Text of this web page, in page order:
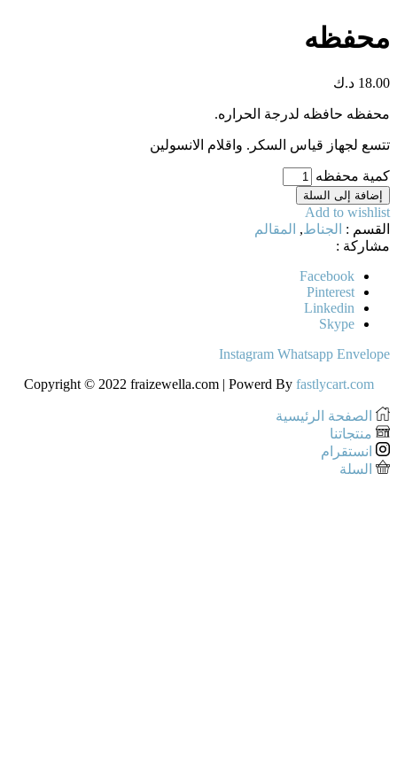
محفظه
18.00 د.ك
محفظه حافظه لدرجة الحراره.
تتسع لجهاز قياس السكر. واقلام الانسولين
كمية محفظه
إضافة إلى السلة
Add to wishlist
القسم : الجناط, المقالم
مشاركة :
Facebook
Pinterest
Linkedin
Skype
Instagram Whatsapp Envelope
Copyright © 2022 fraizewella.com | Powerd By fastlycart.com
الصفحة الرئيسية
منتجاتنا
انستقرام
السلة